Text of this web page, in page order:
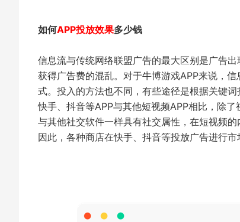
如何APP投放效果多少钱
信息流与传统网络联盟广告的最大区别是广告
获得广告费的混乱。对于牛博游戏APP来说，
式。投入的方法也不同，有些途径是根据关键词
快手、抖音等APP与其他短视频APP相比，除
与其他社交软件一样具有社交属性，在短视频
因此，各种商店在快手、抖音等投放广告进行